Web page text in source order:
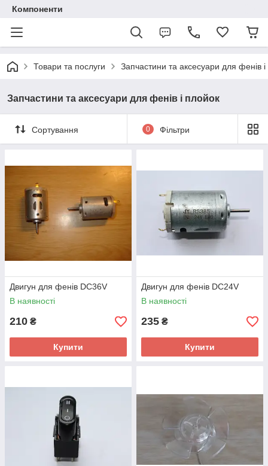
Компоненти
Товари та послуги Запчастини та аксесуари для фенів
Запчастини та аксесуари для фенів і плойок
Сортування 0 Фільтри
Двигун для фенів DC36V
В наявності
210 ₴
Купити
Двигун для фенів DC24V
В наявності
235 ₴
Купити